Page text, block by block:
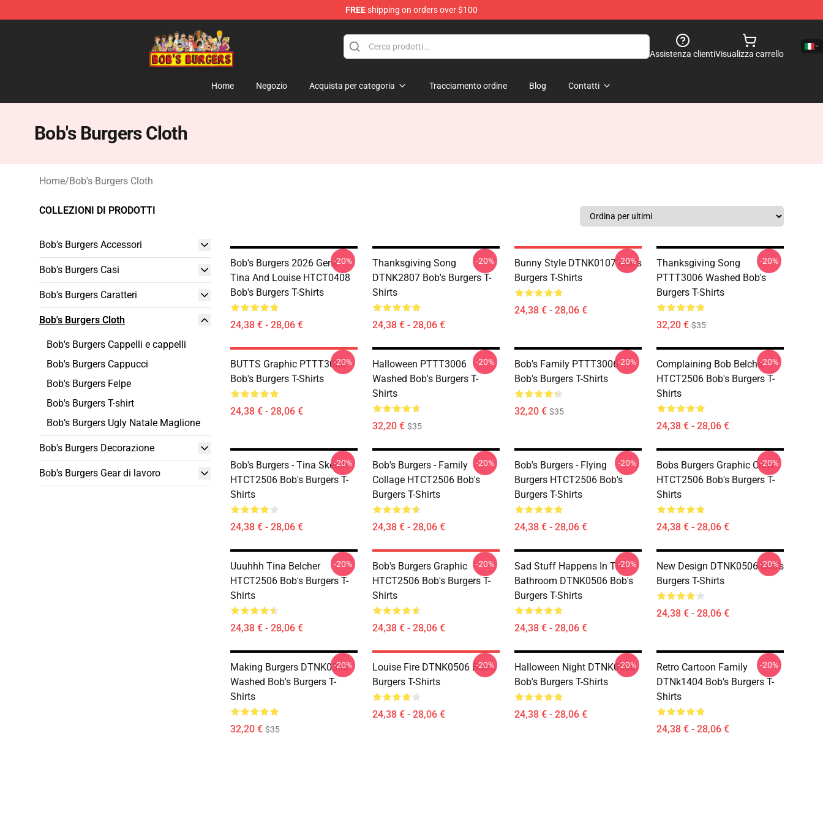
FREEshipping on orders over $100
Bob's Burgers Store - Official Bob's Burgers Merchandise Shop
Assistenza clientiVisualizza carrello
Home Negozio Acquista per categoria Tracciamento ordine Blog Contatti
Bob's Burgers Cloth
Home/Bob's Burgers Cloth
COLLEZIONI DI PRODOTTI
Bob's Burgers Accessori
Bob's Burgers Casi
Bob's Burgers Caratteri
Bob's Burgers Cloth
Bob's Burgers Cappelli e cappelli
Bob's Burgers Cappucci
Bob's Burgers Felpe
Bob's Burgers T-shirt
Bob’s Burgers Ugly Natale Maglione
Bob's Burgers Decorazione
Bob's Burgers Gear di lavoro
Bob's Burgers 2026 Gene
Tina And Louise HTCT0408
Bob's Burgers T-Shirts
24,38 € - 28,06 €
-20%
Thanksgiving Song
DTNK2807 Bob's Burgers T-
Shirts
24,38 € - 28,06 €
-20%
Bunny Style DTNK0107 Bob's
Burgers T-Shirts
24,38 € - 28,06 €
-20%
Thanksgiving Song
PTTT3006 Washed Bob's
Burgers T-Shirts
32,20 € $35
-20%
BUTTS Graphic PTTT3006
Bob's Burgers T-Shirts
24,38 € - 28,06 €
-20%
Halloween PTTT3006
Washed Bob's Burgers T-
Shirts
32,20 € $35
-20%
Bob's Family PTTT3006
Bob's Burgers T-Shirts
32,20 € $35
-20%
Complaining Bob Belcher
HTCT2506 Bob's Burgers T-
Shirts
24,38 € - 28,06 €
-20%
Bob's Burgers - Tina Sketch
HTCT2506 Bob's Burgers T-
Shirts
24,38 € - 28,06 €
-20%
Bob's Burgers - Family
Collage HTCT2506 Bob's
Burgers T-Shirts
24,38 € - 28,06 €
-20%
Bob's Burgers - Flying
Burgers HTCT2506 Bob's
Burgers T-Shirts
24,38 € - 28,06 €
-20%
Bobs Burgers Graphic Crew
HTCT2506 Bob's Burgers T-
Shirts
24,38 € - 28,06 €
-20%
Uuuhhh Tina Belcher
HTCT2506 Bob's Burgers T-
Shirts
24,38 € - 28,06 €
-20%
Bob's Burgers Graphic
HTCT2506 Bob's Burgers T-
Shirts
24,38 € - 28,06 €
-20%
Sad Stuff Happens In The
Bathroom DTNK0506 Bob's
Burgers T-Shirts
24,38 € - 28,06 €
-20%
New Design DTNK0506 Bob's
Burgers T-Shirts
24,38 € - 28,06 €
-20%
Making Burgers DTNK0506
Washed Bob's Burgers T-
Shirts
32,20 € $35
-20%
Louise Fire DTNK0506 Bob's
Burgers T-Shirts
24,38 € - 28,06 €
-20%
Halloween Night DTNK0506
Bob's Burgers T-Shirts
24,38 € - 28,06 €
-20%
Retro Cartoon Family
DTNk1404 Bob's Burgers T-
Shirts
24,38 € - 28,06 €
-20%